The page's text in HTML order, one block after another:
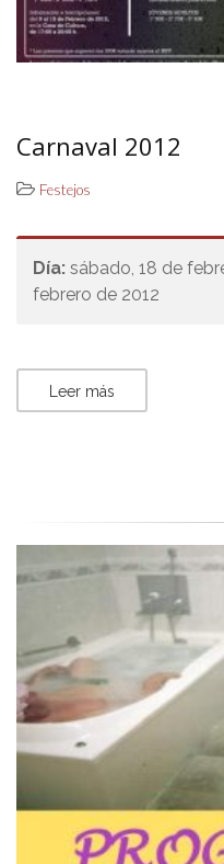
Carnaval 2012
Festejos
Día: sábado, 18 de
febrero de 2012
Leer más